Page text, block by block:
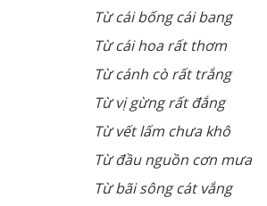
Từ cái bống cái bang
Từ cái hoa rất thơm
Từ cánh cò rất trắng
Từ vị gừng rất đắng
Từ vết lấm chưa khô
Từ đầu nguồn cơn mưa
Từ bãi sông cát vắng